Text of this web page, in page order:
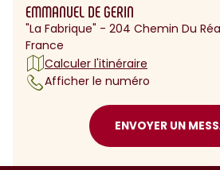
EMMANUEL DE GERIN
"La Fabrique" - 204 Chemin Du
France
Calculer l'itinéraire
Afficher le numéro
ENVOYER UN